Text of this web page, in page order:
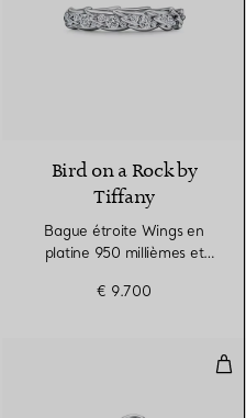
Bird on a Rock by
Tiffany
Bague étroite Wings en
platine 950 millièmes et
€ 9.700
à superposer